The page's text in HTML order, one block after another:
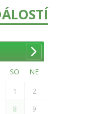
SO NE
1
2
8
9